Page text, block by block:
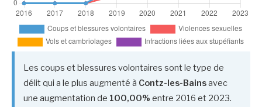
Les coups et blessures volontaires sont le type de
délit qui a le plus augmenté à Contz-les-Bainsavec
une augmentation de 100,00% entre 2016 et 2023.